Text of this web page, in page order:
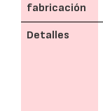
fabricación
Detalles